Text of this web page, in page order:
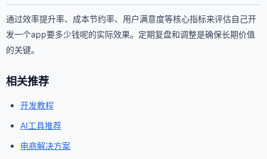
通过效率提升率、成本节约率、用户满意度等核心指标来评估自己开
发一个app要多少钱呢的实际效果。定期复盘和调整是确保长期价值
的关键。
相关推荐
开发教程
AI工具推荐
电商解决方案